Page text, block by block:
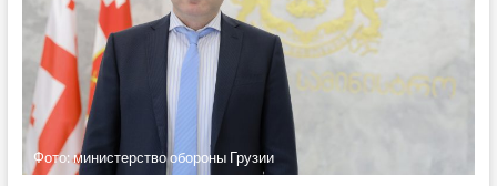
Фото: министерство обороны Грузии